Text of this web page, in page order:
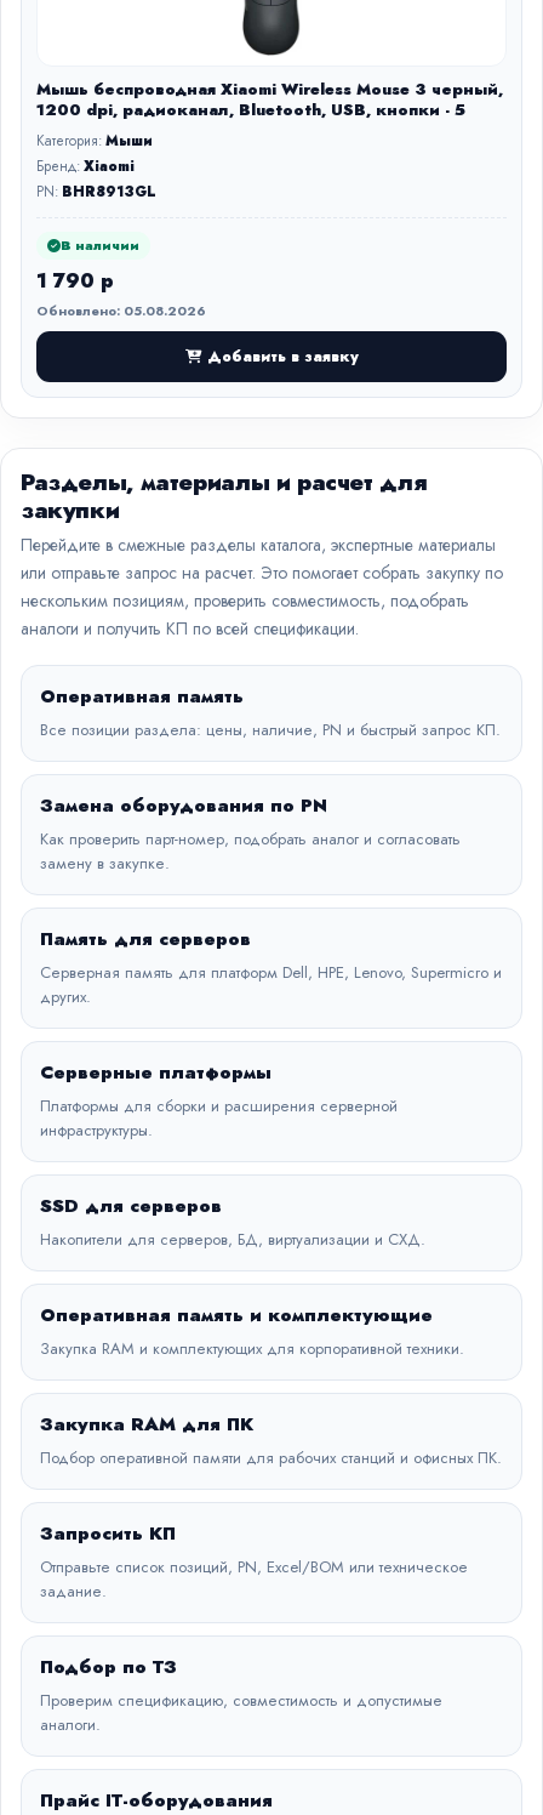
Мышь беспроводная Xiaomi Wireless Mouse 3 черный,
1200 dpi, радиоканал, Bluetooth, USB, кнопки - 5
Категория:Мыши
Бренд:Xiaomi
PN: BHR8913GL
В наличии
1 790 р
Обновлено: 05.08.2026
Добавить в заявку
Разделы, материалы и расчет для
закупки
Перейдите в смежные разделы каталога, экспертные материалы
или отправьте запрос на расчет. Это помогает собрать закупку по
нескольким позициям, проверить совместимость, подобрать
аналоги и получить КП по всей спецификации.
Оперативная память
Все позиции раздела: цены, наличие, PN и быстрый запрос КП.
Замена оборудования по PN
Как проверить парт-номер, подобрать аналог и согласовать
замену в закупке.
Память для серверов
Серверная память для платформ Dell, HPE, Lenovo, Supermicro и
других.
Серверные платформы
Платформы для сборки и расширения серверной
инфраструктуры.
SSD для серверов
Накопители для серверов, БД, виртуализации и СХД.
Оперативная память и комплектующие
Закупка RAM и комплектующих для корпоративной техники.
Закупка RAM для ПК
Подбор оперативной памяти для рабочих станций и офисных ПК.
Запросить КП
Отправьте список позиций, PN, Excel/BOM или техническое
задание.
Подбор по ТЗ
Проверим спецификацию, совместимость и допустимые
аналоги.
Прайс IT-оборудования